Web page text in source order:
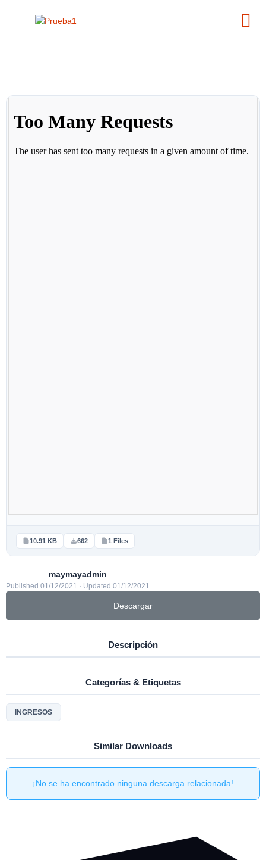
10.91 KB 662 1 Files
maymayadmin
Published 01/12/2021 · Updated 01/12/2021
Descargar
Descripción
Categorías & Etiquetas
INGRESOS
Similar Downloads
¡No se ha encontrado ninguna descarga relacionada!